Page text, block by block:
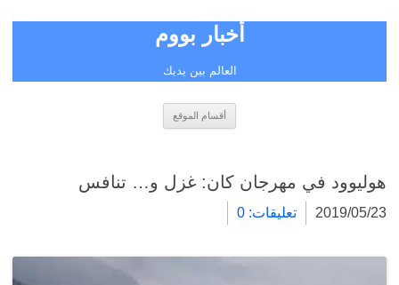
أخبار بووم
العالم بين يديك
أقسام الموقع
هوليوود في مهرجان كان: غزل و… تنافس
2019/05/23 تعليقات: 0